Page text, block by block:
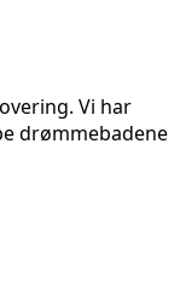
Vi har
drømmebadene